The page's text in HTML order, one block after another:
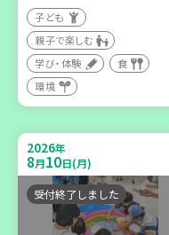
2026年
9月16日(水)
神戸市兵庫区
【第3地区本部】ほっと
いき 親子でゆったりタイ
ム♪(毎月開催予定)
子ども
親子で楽しむ
学び・体験
食
環境
2026年
8月10日(月)
受付終了しました